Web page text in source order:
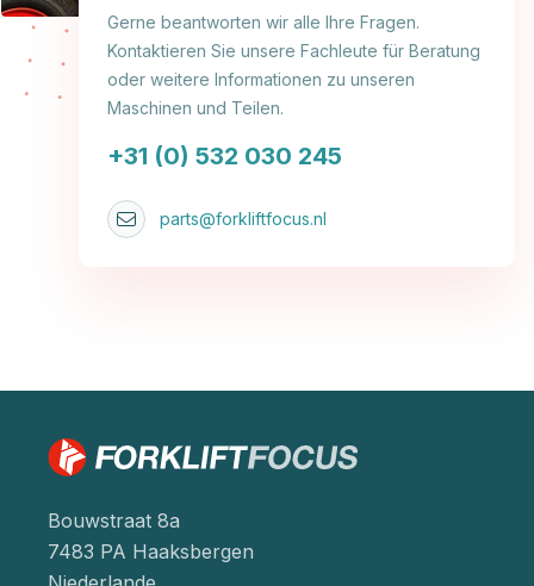
Gerne beantworten wir alle Ihre Fragen.
Kontaktieren Sie unsere Fachleute für Beratung
oder weitere Informationen zu unseren
Maschinen und Teilen.
+31 (0) 532 030 245
parts@forkliftfocus.nl
Bouwstraat 8a
7483 PA Haaksbergen